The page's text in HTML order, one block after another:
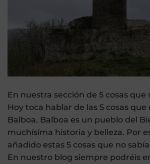
En nuestra sección de 5 cosas que
Hoy toca hablar de las 5 cosas que
Balboa. Balboa es un pueblo del
muchísima historia y belleza. Por
añadido estas 5 cosas que no
En nuestro blog siempre podréis